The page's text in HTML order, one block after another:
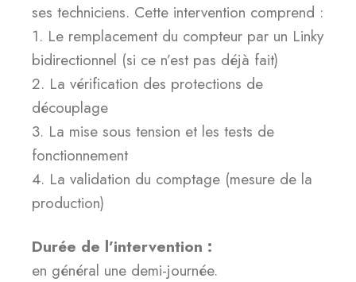
ses techniciens. Cette intervention comprend :
1. Le remplacement du compteur par un Linky
bidirectionnel (si ce n’est pas déjà fait)
2. La vérification des protections de
découplage
3. La mise sous tension et les tests de
fonctionnement
4. La validation du comptage (mesure de la
production)
Durée de l’intervention :
en général une demi-journée.